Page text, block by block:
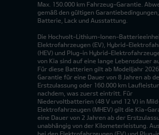
Max. 150.000 km Fahrzeug-Garantie.
gemäß den gültigen
Batterie, Lack und Ausstattung.
Die Hochvolt-Lithium-Ionen-
Elektrofahrzeugen (EV), Hybrid-
(HEV) und Plug-in Hybrid-
von Kia sind auf eine lange Lebensdauer
Für diese Batterien gilt ab Modelljahr
Garantie für eine Dauer von 8 Jahren ab
Erstzulassung oder 160.000 km
nachdem, was zuerst eintritt. Für
Niedervoltbatterien (48 V und 12 V) in
Elektrofahrzeugen (MHEV) gilt die Kia-
eine Dauer von 2 Jahren ab der
unabhängig von der Kilometerleistung.
bei den Elektrofahrzeugen (EV) und Plug-